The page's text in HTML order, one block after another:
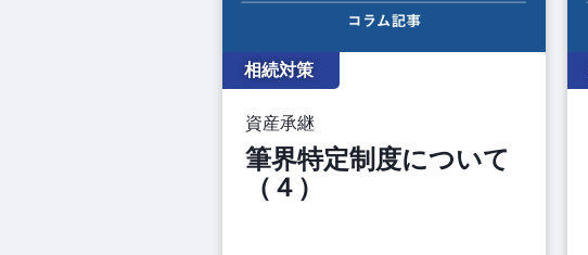
相続対策
資産承継
筆界特定制度について
（４）